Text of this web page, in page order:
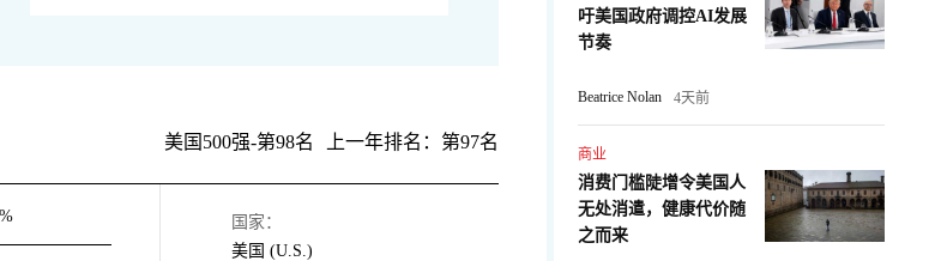
美国500强-第98名 上一年排名：第97名
国家：
美国 (U.S.)
吁美国政府调控AI发展
节奏
Beatrice Nolan 4天前
商业
消费门槛陡增令美国人
无处消遣，健康代价随
之而来